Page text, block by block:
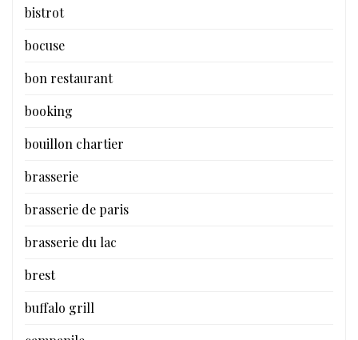
bistrot
bocuse
bon restaurant
booking
bouillon chartier
brasserie
brasserie de paris
brasserie du lac
brest
buffalo grill